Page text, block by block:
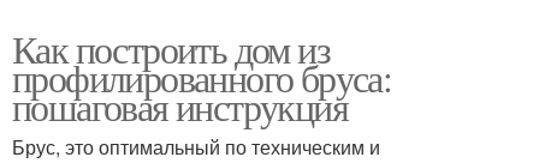
Как построить дом из
профилированного бруса:
пошаговая инструкция
Брус, это оптимальный по техническим и